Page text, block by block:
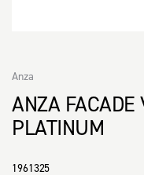
ANZA
PLATINUM
Anza
1961325